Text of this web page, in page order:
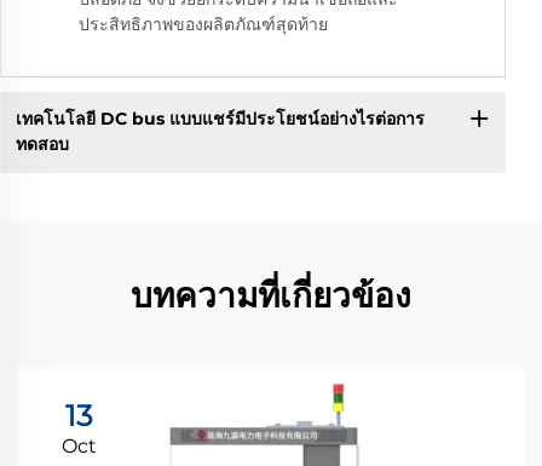
ประสิทธิภาพของผลิตภัณฑ์สุดท้าย
เทคโนโลยี DC bus แบบแชร์มีประโยชน์อย่างไรต่อการ
ทดสอบ
บทความที่เกี่ยวข้อง
13
Oct